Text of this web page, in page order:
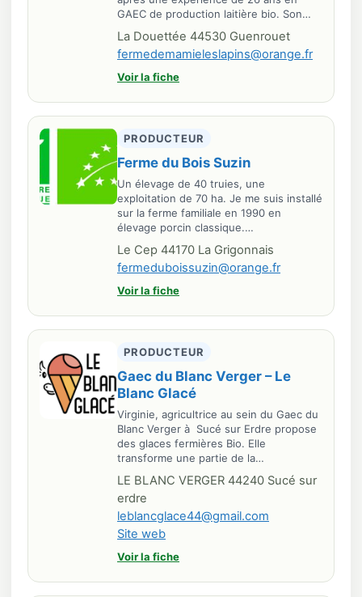
GAEC de production laitière bio. Son…
La Douettée 44530 Guenrouet
fermedemamieleslapins@orange.fr
Voir la fiche
PRODUCTEUR
Ferme du Bois Suzin
Un élevage de 40 truies, une
exploitation de 70 ha. Je me suis installé
sur la ferme familiale en 1990 en
élevage porcin classique.…
Le Cep 44170 La Grigonnais
fermeduboissuzin@orange.fr
Voir la fiche
PRODUCTEUR
Gaec du Blanc Verger – Le
Blanc Glacé
Virginie, agricultrice au sein du Gaec du
Blanc Verger à Sucé sur Erdre propose
des glaces fermières Bio. Elle
transforme une partie de la…
LE BLANC VERGER 44240 Sucé sur
erdre
leblancglace44@gmail.com
Site web
Voir la fiche